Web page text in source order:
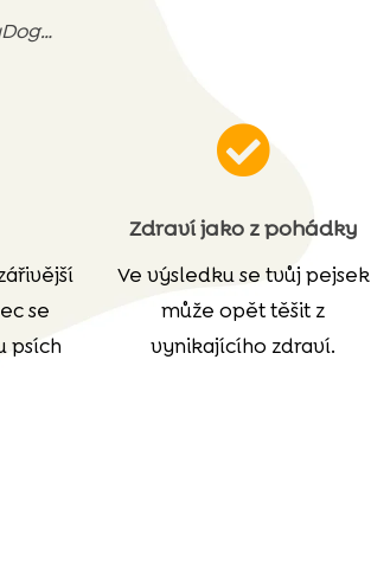
se
psích

Zdraví jako z pohádky
Ve výsledku se tvůj pejsek
může opět těšit z
vynikajícího zdraví.